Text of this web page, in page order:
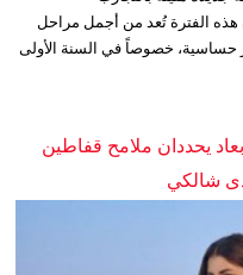
هذه الفترة تُعد من أجمل مراحل
حساسية، خصوصاً في السنة الأولى
يحددان ملامح قفاطين